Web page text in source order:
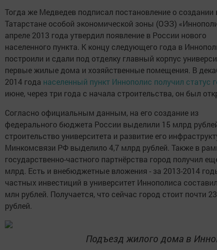
Тогда же Медведев подписал постановление о создании
Татарстане особой экономической зоны (ОЭЗ)
апреле 2013 года утвердил появление в России нового
населенного пункта. К концу следующего года в
построили и сдали под отделку главный корпус
первые жилые дома и хозяйственные помещения. В
2014 года населенный пункт Иннополис получил статус
июне, через три года с начала строительства, он был
Согласно официальным данным, на его создание из
федерального бюджета России выделили 15 млрд
строительство университета и развитие его
Минкомсвязи РФ выделило 4,7 млрд рублей. Также в
государственно-частного партнёрства город получил
млрд. Есть и внебюджетные вложения - за 2013-2014
частных инвестиций в университет Иннополиса
млн рублей. Получается, что сейчас город стоит почти
рублей.
Подъезд жилого дома в